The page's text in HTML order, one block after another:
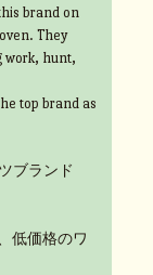
brand on
They
work, hunt,
top brand as
ブランド
低価格のワ